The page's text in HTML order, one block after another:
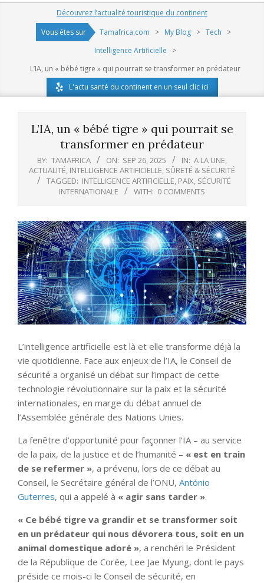
Navigation
Découvrez l’actualité touristique du continent
Vous êtes sur
Tamafrica.com > My Blog > Tech
>
Intelligence Artificielle
>
L’IA, un « bébé tigre » qui pourrait se transformer en prédateur
L'actu santé du continent en un seul clic ici
L’IA, un « bébé tigre » qui pourrait se
transformer en prédateur
BY: TAMAFRICA ON: SEP 26, 2025 IN: A LA UNE,
ACTUALITÉ, INTELLIGENCE ARTIFICIELLE, SÛRETÉ & SÉCURITÉ
TAGGED: INTELLIGENCE ARTIFICIELLE, PAIX, SÉCURITÉ
INTERNATIONALE
WITH: 0 COMMENTS
L’intelligence artificielle est là et elle transforme déjà la
vie quotidienne. Face aux enjeux de l’IA, le Conseil de
sécurité a organisé un débat sur l’impact de cette
technologie révolutionnaire sur la paix et la sécurité
internationales, en marge du débat annuel de
l’Assemblée générale des Nations Unies.
La fenêtre d’opportunité pour façonner l’IA – au service
de la paix, de la justice et de l’humanité – « est en train
de se refermer », a prévenu, lors de ce débat au
Conseil, le Secrétaire général de l’ONU, António
Guterres, qui a appelé à « agir sans tarder ».
« Ce bébé tigre va grandir et se transformer soit
en un prédateur qui nous dévorera tous, soit en un
animal domestique adoré », a renchéri le Président
de la République de Corée, Lee Jae Myung, dont le pays
préside ce mois-ci le Conseil de sécurité, en